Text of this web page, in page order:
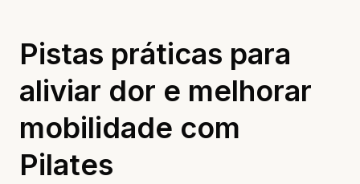
Pistas práticas para
aliviar dor e melhorar
mobilidade com
Pilates